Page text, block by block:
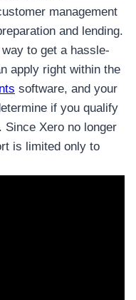
management
and lending.
to get a hassle-
apply right within the
software, and your
if you qualify
Since Xero no longer
is limited only to